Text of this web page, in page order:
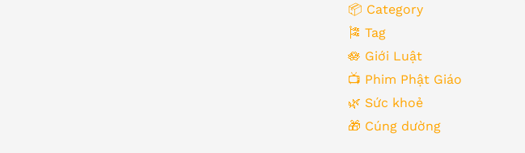
📦 Category
🎏 Tag
🪷 Giới Luật
📺 Phim Phật Giáo
🌿️ Sức khoẻ
🎁️ Cúng dường